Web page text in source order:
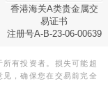
香港海关A类贵金属交
易证书
注册号A-B-23-06-00639
有投资者。损失可能超
，确保您在交易前完全